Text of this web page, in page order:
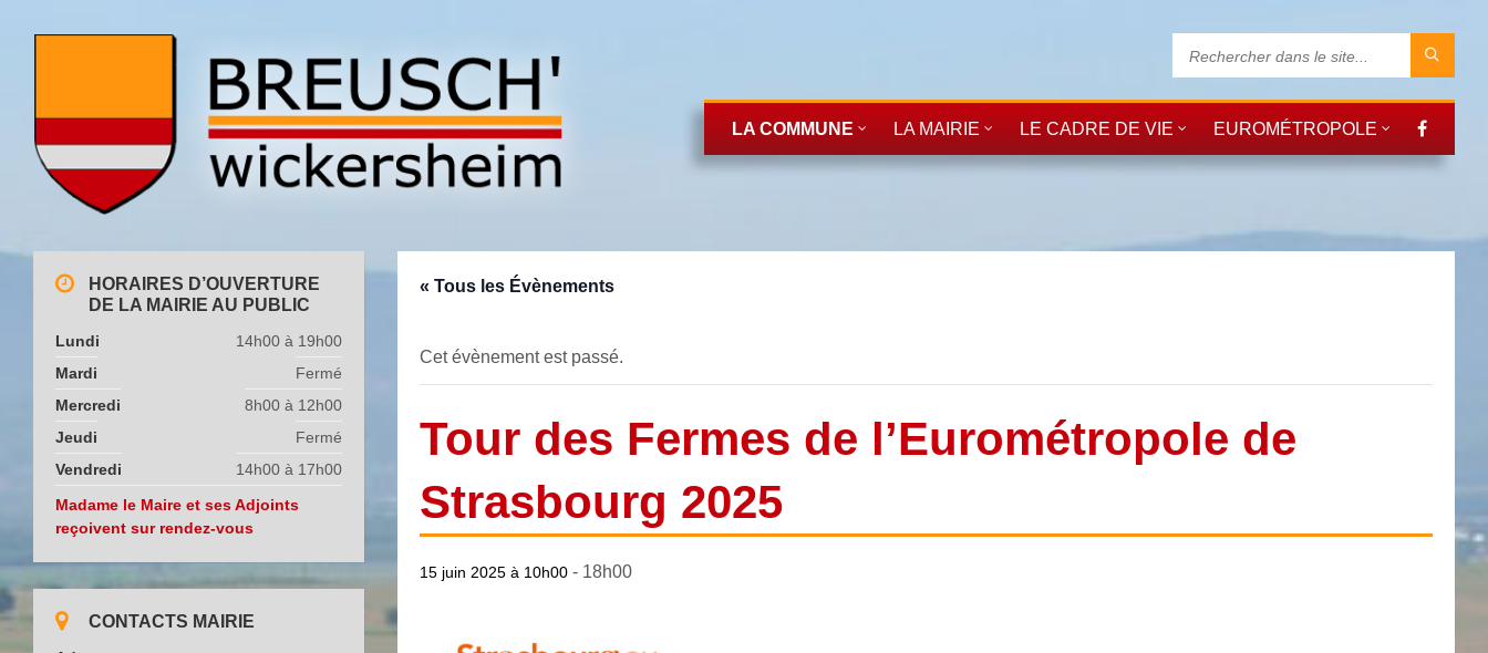
LA COMMUNE LA MAIRIE LE CADRE DE VIE EUROMÉTROPOLE
« Tous les Évènements
Cet évènement est passé.
Tour des Fermes de l’Eurométropole de
Strasbourg 2025
15 juin 2025 à 10h00- 18h00
HORAIRES D’OUVERTURE
DE LA MAIRIE AU PUBLIC
Lundi
14h00 à 19h00
Mardi
Fermé
Mercredi
8h00 à 12h00
Jeudi
Fermé
Vendredi
14h00 à 17h00
Madame le Maire et ses Adjoints
reçoivent sur rendez-vous
CONTACTS MAIRIE